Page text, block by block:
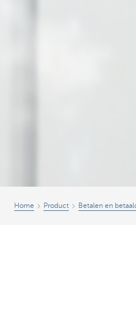
Home Product Betalen en